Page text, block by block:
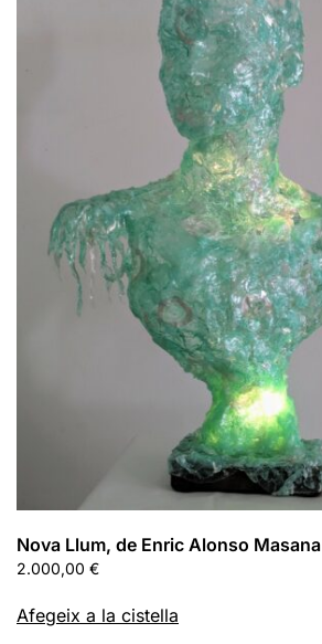
Nova Llum, de Enric Alonso Masana
2.000,00 €
Afegeix a la cistella